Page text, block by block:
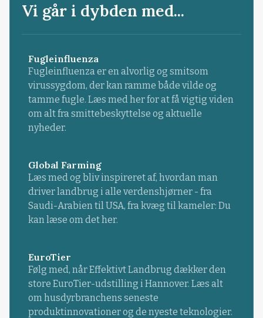
Vi går i dybden med...
Fugleinfluenza
Fugleinfluenza er en alvorlig og smitsom
virussygdom, der kan ramme både vilde og
tamme fugle. Læs med her for at få vigtig viden
om alt fra smittebeskyttelse og aktuelle
nyheder.
Global Farming
Læs med og bliv inspireret af, hvordan man
driver landbrug i alle verdenshjørner - fra
Saudi-Arabien til USA, fra kvæg til kameler: Du
kan læse om det her.
EuroTier
Følg med, når Effektivt Landbrug dækker den
store EuroTier-udstilling i Hannover. Læs alt
om husdyrbranchens seneste
produktinnovationer og de nyeste teknologier.